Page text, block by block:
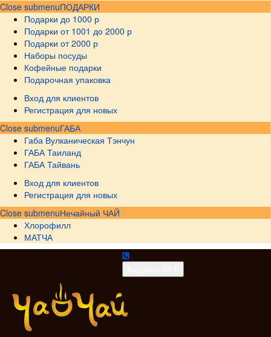
Close submenuПОДАРКИ
Подарки до 1000 р
Подарки от 1001 до 2000 р
Подарки от 2000 р
Наборы посуды
Кофейные подарки
Подарочная упаковка
Вход для клиентов
Регистрация для новых
Close submenuГАБА
Габа Вулканическая Тэнчун
ГАБА Таиланд
ГАБА Тайвань
Вход для клиентов
Регистрация для новых
Close submenuНечайный ЧАЙ
Хлорофилл
МАТЧА